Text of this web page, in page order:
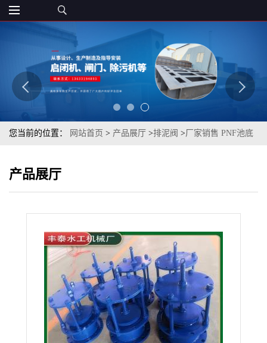
您当前的位置： 网站首页 > 产品展厅 >排泥阀 >厂家销售 PNF池底
产品展厅